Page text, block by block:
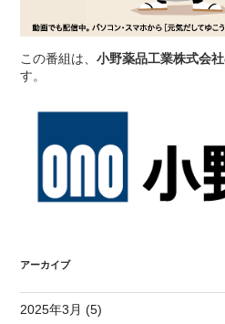
この番組は、小野薬品工業株式会社
す。
アーカイブ
2025年3月 (5)